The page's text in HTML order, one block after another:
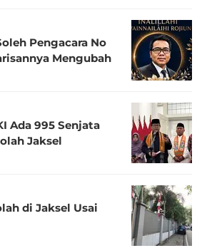
Pengacara No
Mengubah
Jaksel
di Jaksel Usai